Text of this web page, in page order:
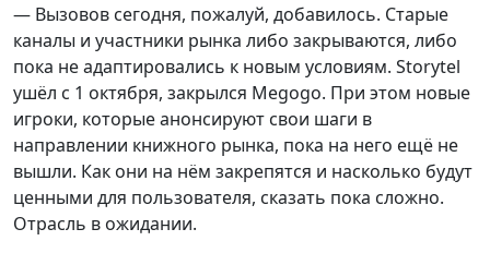
— Вызовов сегодня, пожалуй, добавилось. Старые
каналы и участники рынка либо закрываются, либо
пока не адаптировались к новым условиям. Storytel
ушёл с 1 октября, закрылся Megogo. При этом новые
игроки, которые анонсируют свои шаги в
направлении книжного рынка, пока на него ещё не
вышли. Как они на нём закрепятся и насколько будут
ценными для пользователя, сказать пока сложно.
Отрасль в ожидании.